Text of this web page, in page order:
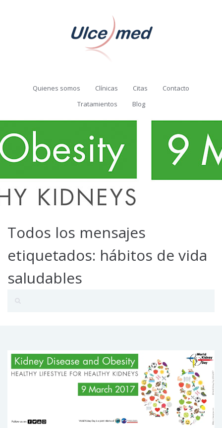
Quienes somos Clínicas Citas
Contacto
Tratamientos
Blog
Todos los mensajes
etiquetados: hábitos de vida
saludables